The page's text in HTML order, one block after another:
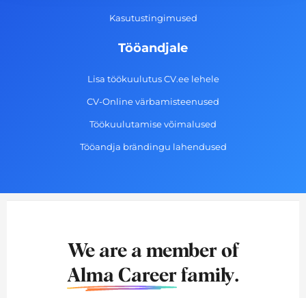
Kasutustingimused
Tööandjale
Lisa töökuulutus CV.ee lehele
CV-Online värbamisteenused
Töökuulutamise võimalused
Tööandja brändingu lahendused
We are a member of
Alma Career family.